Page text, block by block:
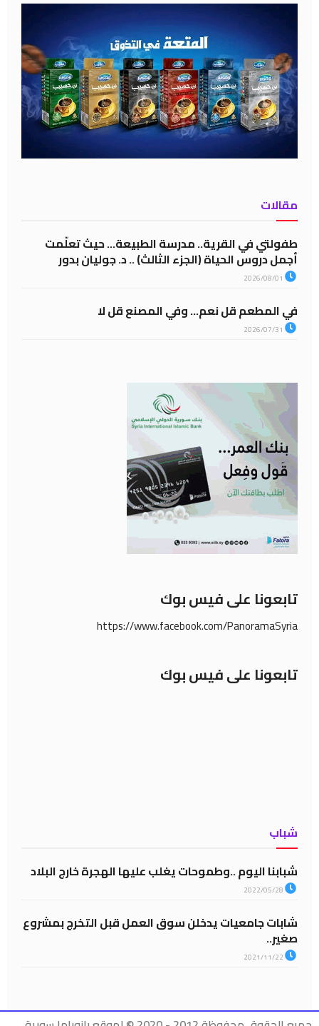
مقالات
طفولتي في القرية.. مدرسة الطبيعة… حيث تعلّمت
أجمل دروس الحياة (الجزء الثالث) .. د. جوليان بدور
في المطعم قل نعم… وفي المصنع قل لا
تابعونا على فيس بوك
https://www.facebook.com/PanoramaSyria
تابعونا على فيس بوك
شباب
شبابنا اليوم ..وطموحات يغلب عليها الهجرة خارج البلاد
شابات جامعيات يدخلن سوق العمل قبل التخرج بمشروع
صغير..